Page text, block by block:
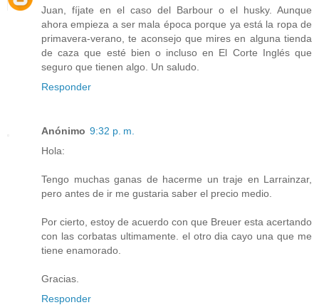
Juan, fíjate en el caso del Barbour o el husky. Aunque
ahora empieza a ser mala época porque ya está la ropa de
primavera-verano, te aconsejo que mires en alguna tienda
de caza que esté bien o incluso en El Corte Inglés que
seguro que tienen algo. Un saludo.
Responder
Anónimo 9:32 p. m.
Hola:
Tengo muchas ganas de hacerme un traje en Larrainzar,
pero antes de ir me gustaria saber el precio medio.
Por cierto, estoy de acuerdo con que Breuer esta acertando
con las corbatas ultimamente. el otro dia cayo una que me
tiene enamorado.
Gracias.
Responder